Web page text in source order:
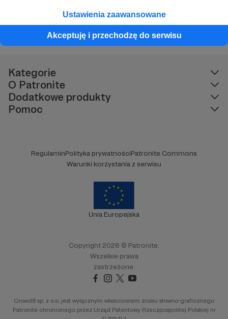
Ustawienia zaawansowane
Akceptuję i przechodzę do serwisu
Kategorie
O Patronite
Dodatkowe produkty
Pomoc
RegulaminPolityka prywatnościPatronite Commons
Warunki korzystania z serwisu
Unia Europejska
Copyright 2026 © Patronite.
Wszelkie prawa
zastrzeżone.
Crowd8 sp. z o.o. jest wyłącznym właścicielem znaku słowno-graficznego
Patronite chronionego przez Urząd Patentowy Rzeczpospolitej Polskiej nr